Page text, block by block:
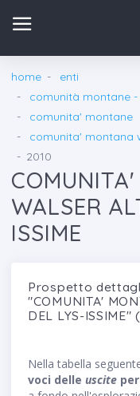
home
enti
comunità montane
comunita' montane
comunita' montana
2010
WALSER
ISSIME
Prospetto
"COMUNITA'
DEL LYS-
Nella tabella
voci delle uscite